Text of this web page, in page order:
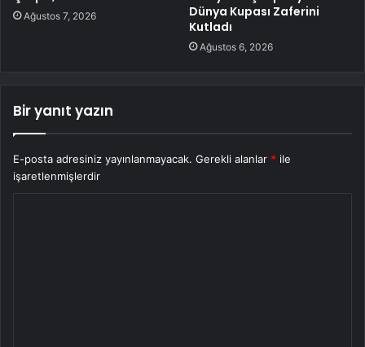
Ağustos 7, 2026
Dünya Kupası Zaferini
Kutladı
Ağustos 6, 2026
Bir yanıt yazın
E-posta adresiniz yayınlanmayacak. Gerekli alanlar * ile
işaretlenmişlerdir